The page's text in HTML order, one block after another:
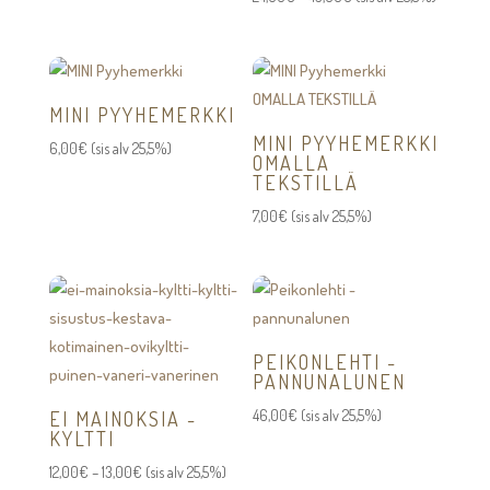
43,00€
MINI PYYHEMERKKI
6,00€ (sis alv 25,5%)
MINI PYYHEMERKKI
OMALLA
TEKSTILLÄ
7,00€ (sis alv 25,5%)
EI MAINOKSIA -
KYLTTI
12,00€ –13,00€Hintaluokka:
(sis alv 25,5%)
PEIKONLEHTI -
PANNUNALUNEN
46,00€ (sis alv 25,5%)